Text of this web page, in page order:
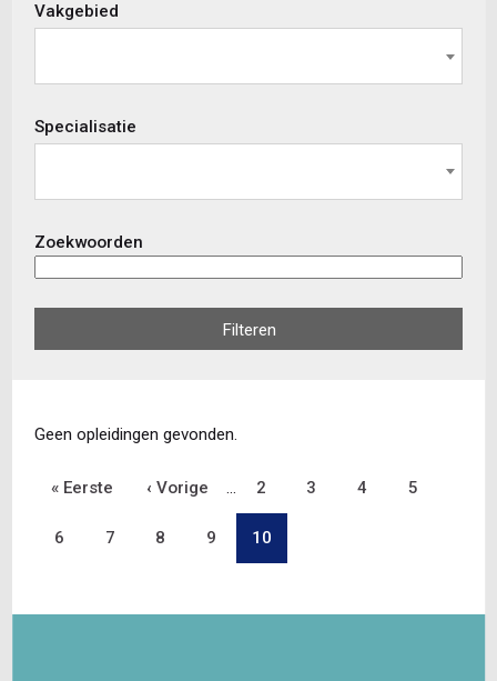
to
Vakgebied
Specialisatie
Zoekwoorden
Filteren
Geen opleidingen gevonden.
Paginering
Eerste
pagina
« Eerste Vorige
pagina
‹ Vorige … Pagina
2 Pagina
3 Pagina
4 Pagina
5
Pagina
6 Pagina
7 Pagina
8 Pagina
9 Pagina
10